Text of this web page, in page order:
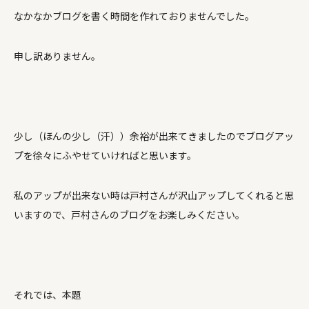
なかなかブログを書く時間を作れておりませんでした。
申し訳ありません。
少し（ほんの少し（汗））余裕が出来てきましたのでブログアッ
プを徐々にふやせていければと思います。
私のアップが出来ない時は戸村さんが沢山アップしてくれると思
いますので、戸村さんのブログをお楽しみください。
それでは、本題